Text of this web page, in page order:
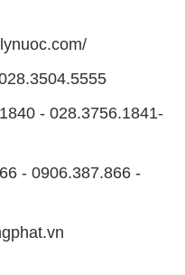
- 028.3756.1841-
- 0906.387.866 -